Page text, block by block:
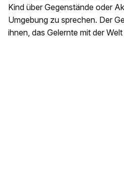
Kind über Gegenstände oder
Umgebung zu sprechen. Der
ihnen, das Gelernte mit der